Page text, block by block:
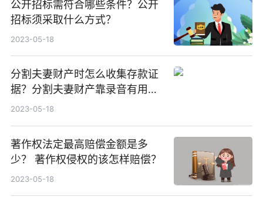
公开招标需符合哪些条件？公开
招标须采取什么方式？
2023-05-18
分割夫妻财产时怎么收集存款证
据？分割夫妻财产靠录音有用
吗？
2023-05-18
著作权法定最高赔偿金额是多
少？ 著作权侵权的该怎样赔偿？
2023-05-18